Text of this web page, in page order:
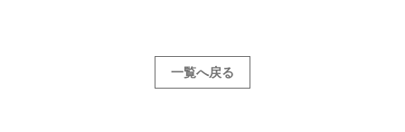
一覧へ戻る